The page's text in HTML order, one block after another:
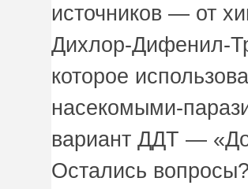
источников — от
Дихлор-Дифенил-
которое
насекомыми-
вариант ДДТ —
Остались